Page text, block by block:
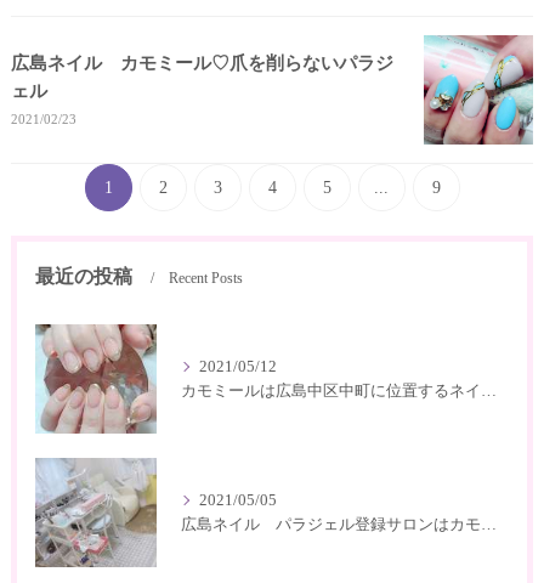
広島ネイル カモミール♡爪を削らないパラジ
ェル
2021/02/23
1 2 3 4 5 ... 9
最近の投稿 Recent Posts
2021/05/12
カモミールは広島中区中町に位置するネイルサロン
2021/05/05
広島ネイル パラジェル登録サロンはカモミール